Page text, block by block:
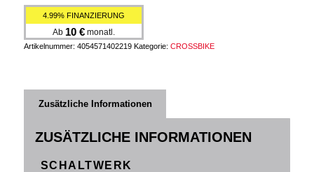
4.99% FINANZIERUNG
Ab 10 €monatl.
Artikelnummer: 4054571402219 Kategorie: CROSSBIKE
Zusätzliche Informationen
ZUSÄTZLICHE INFORMATIONEN
SCHALTWERK